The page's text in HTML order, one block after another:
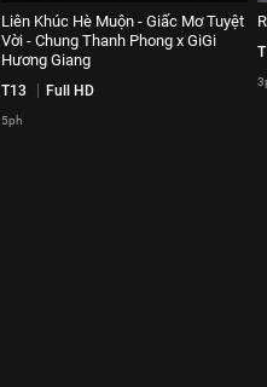
Liên Khúc Hè Muộn - Giấc Mơ Tuyệt
Vời - Chung Thanh Phong x GiGi
Hương Giang
T13 Full HD
5ph